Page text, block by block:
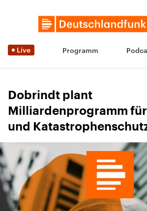
Live Programm
Dobrindt plant
Milliardenprogramm
und